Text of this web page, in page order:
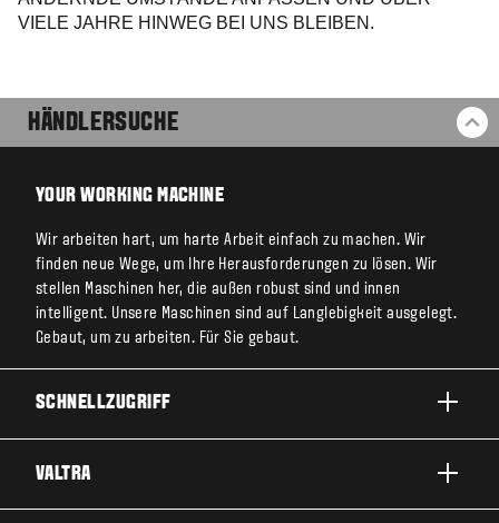
VIELE JAHRE HINWEG BEI UNS BLEIBEN.
HÄNDLERSUCHE
YOUR WORKING MACHINE
Wir arbeiten hart, um harte Arbeit einfach zu machen. Wir
finden neue Wege, um Ihre Herausforderungen zu lösen. Wir
stellen Maschinen her, die außen robust sind und innen
intelligent. Unsere Maschinen sind auf Langlebigkeit ausgelegt.
Gebaut, um zu arbeiten. Für Sie gebaut.
SCHNELLZUGRIFF
VALTRA